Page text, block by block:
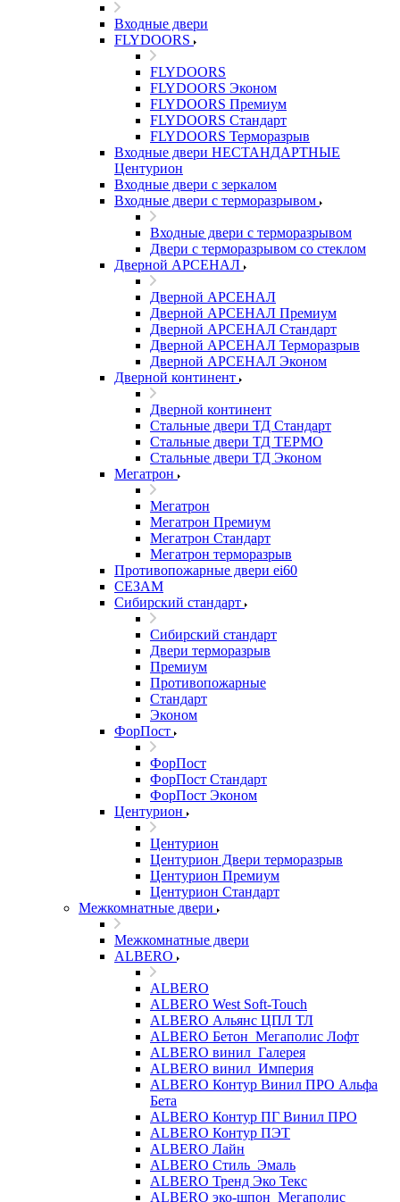
Входные двери
FLYDOORS
FLYDOORS
FLYDOORS Эконом
FLYDOORS Премиум
FLYDOORS Стандарт
FLYDOORS Терморазрыв
Входные двери НЕСТАНДАРТНЫЕ
Центурион
Входные двери с зеркалом
Входные двери с терморазрывом
Входные двери с терморазрывом
Двери с терморазрывом со стеклом
Дверной АРСЕНАЛ
Дверной АРСЕНАЛ
Дверной АРСЕНАЛ Премиум
Дверной АРСЕНАЛ Стандарт
Дверной АРСЕНАЛ Терморазрыв
Дверной АРСЕНАЛ Эконом
Дверной континент
Дверной континент
Стальные двери ТД Стандарт
Стальные двери ТД ТЕРМО
Стальные двери ТД Эконом
Мегатрон
Мегатрон
Мегатрон Премиум
Мегатрон Стандарт
Мегатрон терморазрыв
Противопожарные двери ei60
СЕЗАМ
Сибирский стандарт
Сибирский стандарт
Двери терморазрыв
Премиум
Противопожарные
Стандарт
Эконом
ФорПост
ФорПост
ФорПост Стандарт
ФорПост Эконом
Центурион
Центурион
Центурион Двери терморазрыв
Центурион Премиум
Центурион Стандарт
Межкомнатные двери
Межкомнатные двери
ALBERO
ALBERO
ALBERO West Soft-Touch
ALBERO Альянс ЦПЛ ТЛ
ALBERO Бетон_Мегаполис Лофт
ALBERO винил_Галерея
ALBERO винил_Империя
ALBERO Контур Винил ПРО Альфа
Бета
ALBERO Контур ПГ Винил ПРО
ALBERO Контур ПЭТ
ALBERO Лайн
ALBERO Стиль_Эмаль
ALBERO Тренд Эко Текс
ALBERO эко-шпон_Мегаполис